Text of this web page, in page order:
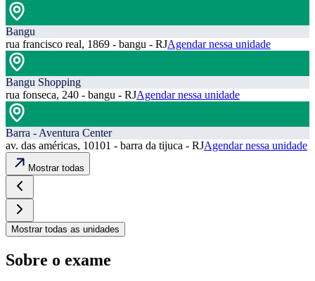
Bangu
rua francisco real, 1869 - bangu - RJAgendar nessa unidade
Bangu Shopping
rua fonseca, 240 - bangu - RJAgendar nessa unidade
Barra - Aventura Center
av. das américas, 10101 - barra da tijuca - RJAgendar nessa unidade
Mostrar todas
Mostrar todas as unidades
Sobre o exame